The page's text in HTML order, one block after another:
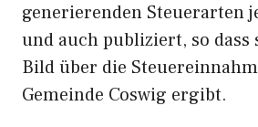
generierenden Steuerarten
und auch publiziert, so dass
Bild über die
Gemeinde Coswig ergibt.